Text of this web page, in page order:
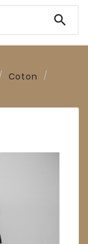

Coton